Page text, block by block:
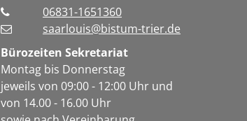
06831-1651360
saarlouis@bistum-trier.de
Bürozeiten Sekretariat
Montag bis Donnerstag
jeweils von 09:00 - 12:00 Uhr und
von 14.00 - 16.00 Uhr